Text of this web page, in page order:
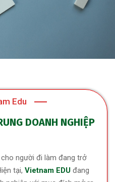
Edu
DOANH NGHIỆP
cho người đi làm đang trở
tại, Vietnam EDU đang